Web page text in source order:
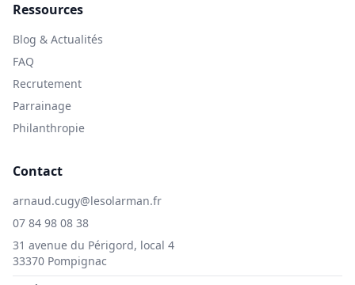
Ressources
Blog & Actualités
FAQ
Recrutement
Parrainage
Philanthropie
Contact
arnaud.cugy@lesolarman.fr
07 84 98 08 38
31 avenue du Périgord, local 4
33370 Pompignac